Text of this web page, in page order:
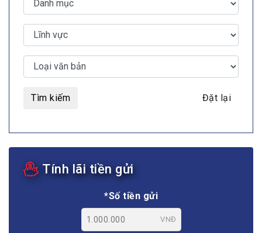
Tìm kiếm Đặt lại
Tính lãi tiền gửi
*Số tiền gửi
VNĐ